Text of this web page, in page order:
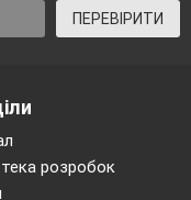
ПЕРЕВІРИТИ
розробок